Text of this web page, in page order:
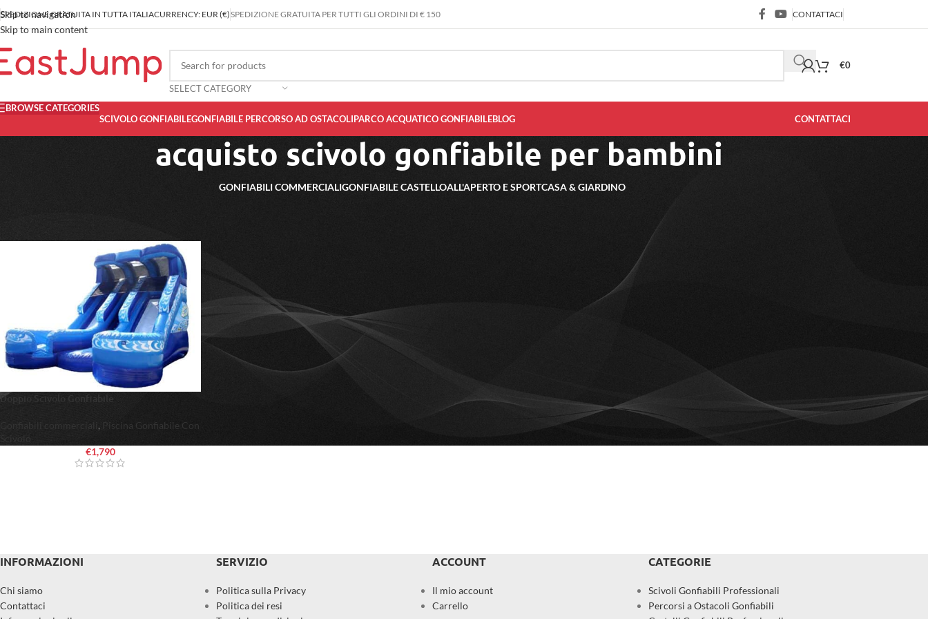
Skip to navigation
Skip to main content
SPEDIZIONE GRATUITA IN TUTTA ITALIACURRENCY: EUR (€)SPEDIZIONE GRATUITA PER TUTTI GLI ORDINI DI € 150 CONTATTACI
SELECT CATEGORY
€0
BROWSE CATEGORIES
SCIVOLO GONFIABILEGONFIABILE PERCORSO AD OSTACOLIPARCO ACQUATICO GONFIABILEBLOG CONTATTACI
acquisto scivolo gonfiabile per bambini
GONFIABILI COMMERCIALIGONFIABILE CASTELLOALL'APERTO E SPORTCASA & GIARDINO
Doppio Scivolo Gonfiabile
Gonfiabili commerciali , Piscina Gonfiabile Con
Scivolo
€1,790
INFORMAZIONI
Chi siamo
Contattaci
SERVIZIO
Politica sulla Privacy
Politica dei resi
ACCOUNT
Il mio account
Carrello
CATEGORIE
Scivoli Gonfiabili Professionali
Percorsi a Ostacoli Gonfiabili